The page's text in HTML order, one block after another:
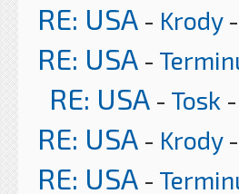
RE: USA - Krody-
RE: USA -
RE: USA - Tosk
RE: USA - Krody-
RE: USA -